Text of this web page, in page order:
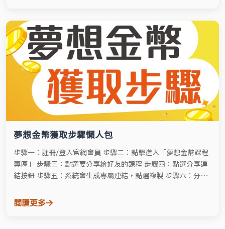
夢想金幣獲取步驟懶人包
步驟一：註冊/登入官網會員 步驟二：點擊進入「夢想金幣課程
專區」 步驟三：點選要分享給好友的課程 步驟四：點選分享連
結按鈕 步驟五：系統會生成專屬連結，點選複製 步驟六：分享
八：夢想金幣到手！
閱讀更多